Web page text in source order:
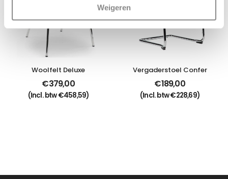
Weigeren
Woolfelt Deluxe
€379,00
(Incl. btw€458,59)
Vergaderstoel Confer
€189,00
(Incl. btw€228,69)